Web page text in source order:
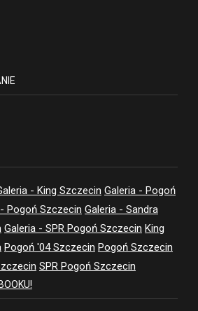
- King Szczecin Galeria - Pogoń
Pogoń Szczecin Galeria - Sandra
Galeria - SPR Pogoń Szczecin King
Pogoń '04 Szczecin Pogoń Szczecin
SPR Pogoń Szczecin